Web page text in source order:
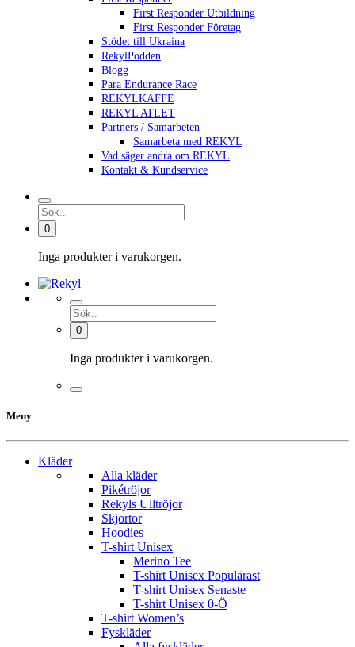
First Responder Utbildning
First Responder Företag
Stödet till Ukraina
RekylPodden
Blogg
Para Endurance Race
REKYLKAFFE
REKYL ATLET
Partners / Samarbeten
Samarbeta med REKYL
Vad säger andra om REKYL
Kontakt & Kundservice
0
Inga produkter i varukorgen.
0
Inga produkter i varukorgen.
Meny
Kläder
Alla kläder
Pikétröjor
Rekyls Ulltröjor
Skjortor
Hoodies
T-shirt Unisex
Merino Tee
T-shirt Unisex Populärast
T-shirt Unisex Senaste
T-shirt Unisex 0-Ö
T-shirt Women’s
Fyskläder